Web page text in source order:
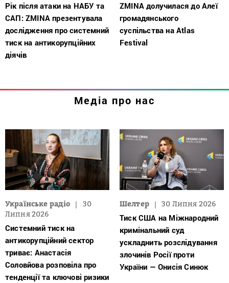
Рік після атаки на НАБУ та
САП: ZMINA презентувала
дослідження про системний
тиск на антикорупційних
діячів
ZMINA долучилася до Алеї
громадянського
суспільства на Atlas
Festival
Медіа про нас
Українське радіо
30
Липня 2026
Системний тиск на
антикорупційний сектор
триває: Анастасія
Соловйова розповіла про
тенденції та ключові ризики
Шелтер 30 Липня 2026
Тиск США на Міжнародний
кримінальний суд
ускладнить розслідування
злочинів Росії проти
України — Онисія Синюк